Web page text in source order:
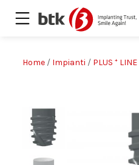
Home / Impianti / PLUS ⁺ LINE